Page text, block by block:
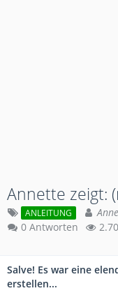
Annette zeigt:
ANLEITUNG
0 Antworten
Salve! Es war eine
erstellen...